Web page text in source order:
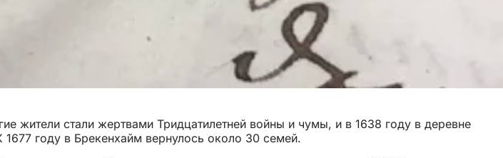
жители стали жертвами Тридцатилетней войны и чумы, и в 1638 году в деревне
году в Брекенхайм вернулось около 30 семей.